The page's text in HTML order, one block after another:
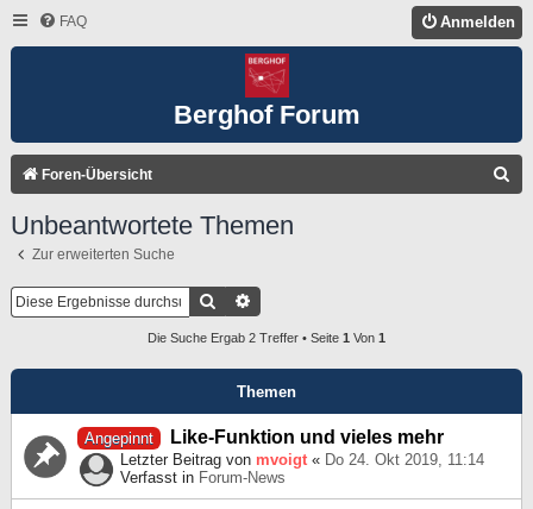
FAQ Anmelden
Berghof Forum
Foren-Übersicht
Unbeantwortete Themen
Zur erweiterten Suche
Suche
Die Suche Ergab 2 Treffer • Seite 1 Von 1
Themen
Angepinnt Like-Funktion und vieles mehr
Letzter Beitrag von mvoigt « Do 24. Okt 2019, 11:14
Verfasst in Forum-News